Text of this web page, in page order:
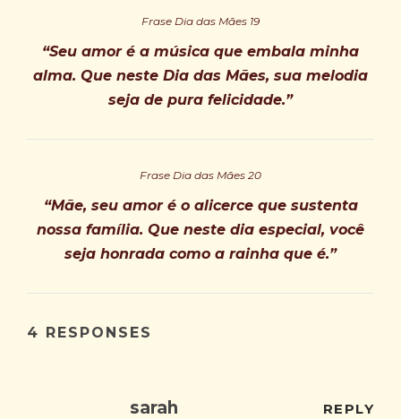
Frase Dia das Mães 19
“Seu amor é a música que embala minha
alma. Que neste Dia das Mães, sua melodia
seja de pura felicidade.”
Frase Dia das Mães 20
“Mãe, seu amor é o alicerce que sustenta
nossa família. Que neste dia especial, você
seja honrada como a rainha que é.”
4 RESPONSES
sarah
REPLY